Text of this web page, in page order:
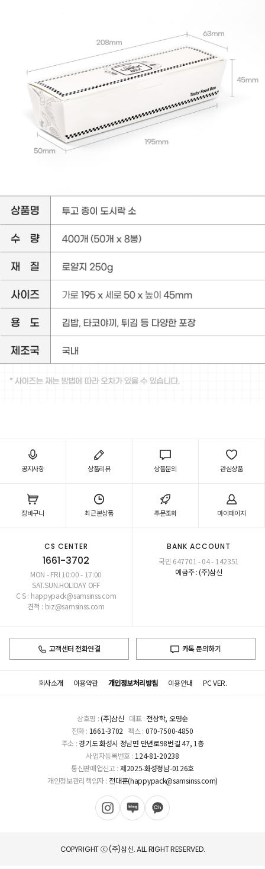
공지사항 상품리뷰 상품문의 관심상품
장바구니 최근본상품 주문조회 마이페이지
CS CENTER
1661-3702
MON - FRI 10:00 - 17:00
SAT.SUN.HOLIDAY OFF
C S : happypack@samsinss.com
견적 : biz@samsinss.com
BANK ACCOUNT
국민 647701 - 04 - 142351
예금주 : (주)삼신
고객센터 전화연결 카톡 문의하기
회사소개 이용약관 개인정보처리방침 이용안내 PC VER.
상호명 :(주)삼신 대표 : 전상학, 오명순
전화 : 1661-3702 팩스 : 070-7500-4850
주소 : 경기도 화성시 정남면 만년로98번길 47, 1층
사업자등록번호 : 124-81-20238
통신판매업신고 : 제2025-화성정남-0126호
개인정보관리책임자 : 전대훈(happypack@samsinss.com)
COPYRIGHT ⓒ (주)삼신. ALL RIGHT RESERVED.